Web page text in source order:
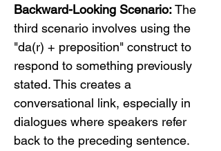
Backward-Looking Scenario: The
third scenario involves using the
"da(r) + preposition" construct to
respond to something previously
stated. This creates a
conversational link, especially in
dialogues where speakers refer
back to the preceding sentence.